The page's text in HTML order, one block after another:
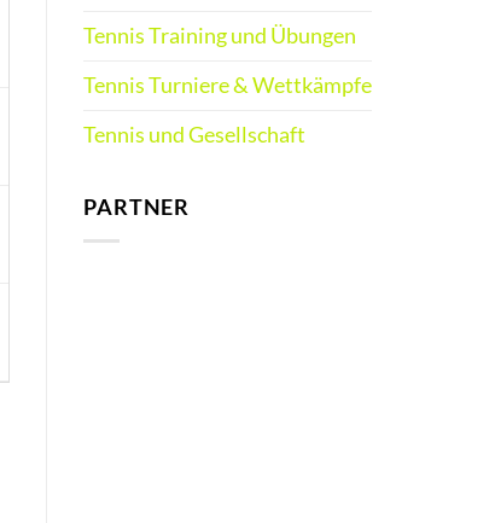
Tennis Training und Übungen
Tennis Turniere & Wettkämpfe
Tennis und Gesellschaft
PARTNER